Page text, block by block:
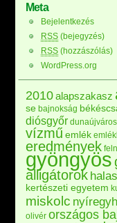
Meta
Bejelentkezés
RSS (bejegyzés)
RSS (hozzászólás)
WordPress.org
2010alapszakasz
se bajnokság
diósgyőr dunaújváros
vízműemlék
eredmények
gyöngyös
alligátorok
kertészeti egyetem
miskolc
olivér országos